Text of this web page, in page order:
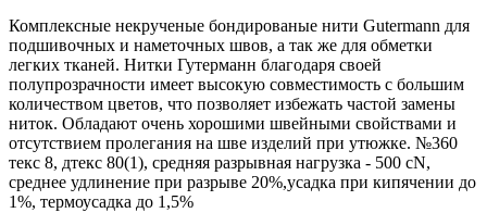
Комплексные некрученые бондированые нити Gutermann для
подшивочных и наметочных швов, а так же для обметки
легких тканей. Нитки Гутерманн благодаря своей
полупрозрачности имеет высокую совместимость с большим
количеством цветов, что позволяет избежать частой замены
ниток. Обладают очень хорошими швейными свойствами и
отсутствием пролегания на шве изделий при утюжке. №360
текс 8, дтекс 80(1), средняя разрывная нагрузка - 500 сN,
среднее удлинение при разрыве 20%,усадка при кипячении до
1%, термоусадка до 1,5%